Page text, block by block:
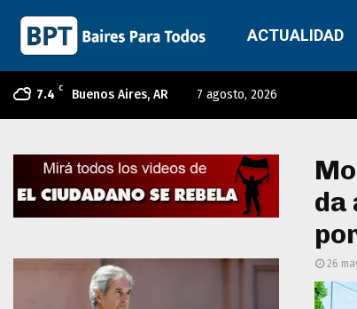
ACTUALIDAD
7.4 C Buenos Aires, AR 7 agosto, 2026
da
26